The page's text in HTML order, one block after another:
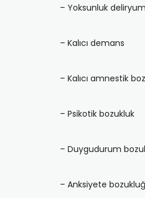
– Yoksunluk
– Kalıcı demans
– Kalıcı amnestik
– Psikotik bozukluk
– Duygudurum
– Anksiyete